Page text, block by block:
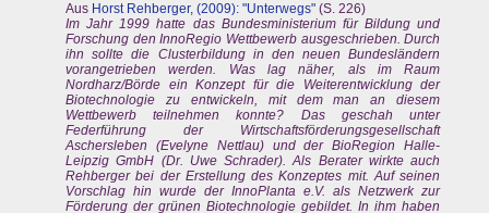
Aus Horst Rehberger, (2009): "Unterwegs" (S. 226)
Im Jahr 1999 hatte das Bundesministerium für Bildung und
Forschung den InnoRegio Wettbewerb ausgeschrieben. Durch
ihn sollte die Clusterbildung in den neuen Bundesländern
vorangetrieben werden. Was lag näher, als im Raum
Nordharz/Börde ein Konzept für die Weiterentwicklung der
Biotechnologie zu entwickeln, mit dem man an diesem
Wettbewerb teilnehmen konnte? Das geschah unter
Federführung der Wirtschaftsförderungsgesellschaft
Aschersleben (Evelyne Nettlau) und der BioRegion Halle-
Leipzig GmbH (Dr. Uwe Schrader). Als Berater wirkte auch
Rehberger bei der Erstellung des Konzeptes mit. Auf seinen
Vorschlag hin wurde der InnoPlanta e.V. als Netzwerk zur
Förderung der grünen Biotechnologie gebildet. In ihm haben